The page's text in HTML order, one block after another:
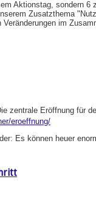
Aktionstag, sondern 6
Zusatzthema
im
zentrale Eröffnung für
eroeffnung/
Es können heuer